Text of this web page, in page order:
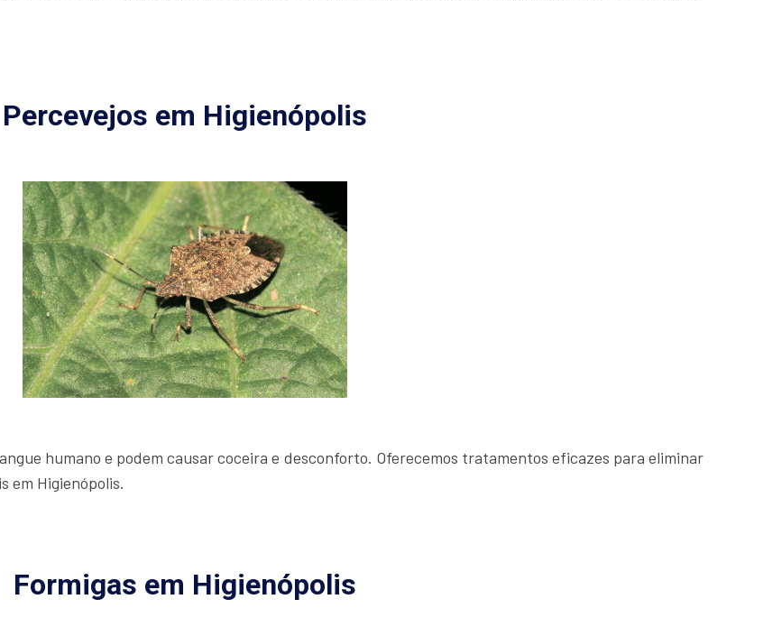
Percevejos em Higienópolis
humano e podem causar coceira e desconforto. Oferecemos tratamentos eficazes para eliminar
em Higienópolis.
Formigas em Higienópolis